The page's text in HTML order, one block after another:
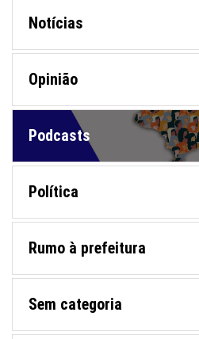
Notícias
Opinião
Podcasts
Política
Rumo à prefeitura
Sem categoria